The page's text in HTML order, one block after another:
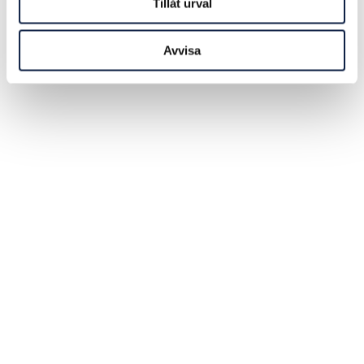
Tillåt urval
Avvisa